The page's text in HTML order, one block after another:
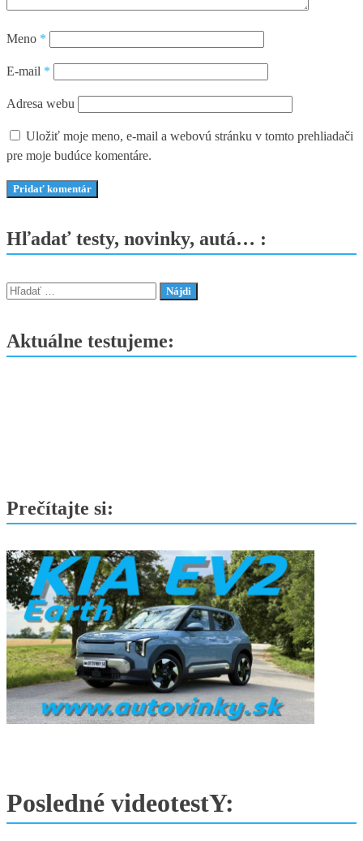
Meno *
E-mail *
Adresa webu
Uložiť moje meno, e-mail a webovú stránku v tomto prehliadači
pre moje budúce komentáre.
Hľadať testy, novinky, autá… :
Hľadať:
Aktuálne testujeme:
Prečítajte si:
Posledné videotestY: